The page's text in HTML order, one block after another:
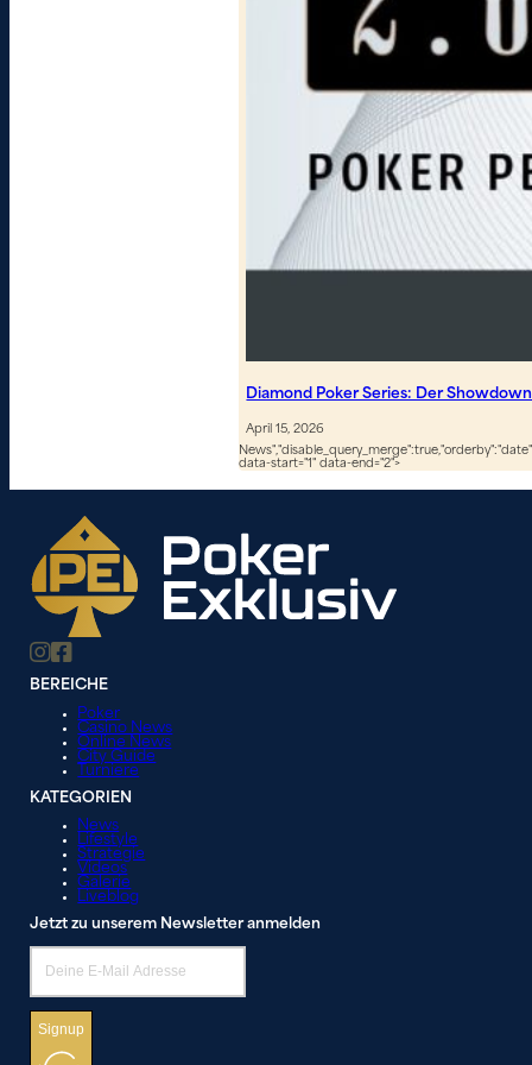
Diamond Poker Series: Der
April 15, 2026
data-start="1" data-end="2">
BEREICHE
Poker
Casino News
Online News
City Guide
Turniere
KATEGORIEN
News
Lifestyle
Strategie
Videos
Galerie
Liveblog
Jetzt zu unserem Newsletter anmelden
Signup